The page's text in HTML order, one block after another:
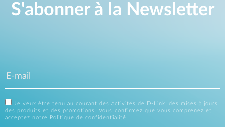
S'abonner à la Newsletter
Je veux être tenu au courant des activités de D-Link, des mises à jours
des produits et des promotions. Vous confirmez que vous comprenez et
acceptez notre
Politique de confidentialité.